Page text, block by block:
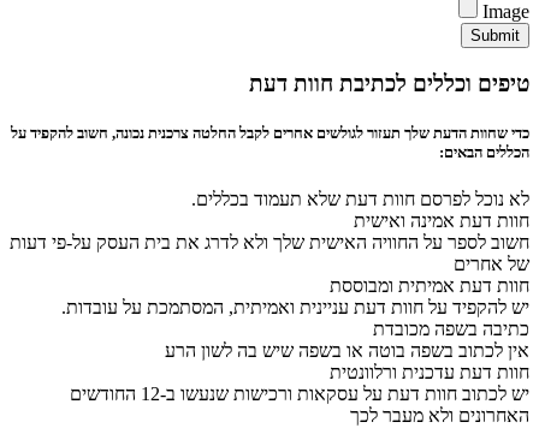
Image
Submit
טיפים וכללים לכתיבת חוות דעת
כדי שחוות הדעת שלך תעזור לגולשים אחרים לקבל החלטה צרכנית נכונה, חשוב להקפיד על
הכללים הבאים:
לא נוכל לפרסם חוות דעת שלא תעמוד בכללים.
חוות דעת אמינה ואישית
חשוב לספר על החוויה האישית שלך ולא לדרג את בית העסק על-פי דעות
של אחרים
חוות דעת אמיתית ומבוססת
יש להקפיד על חוות דעת עניינית ואמיתית, המסתמכת על עובדות.
כתיבה בשפה מכובדת
אין לכתוב בשפה בוטה או בשפה שיש בה לשון הרע
חוות דעת עדכנית ורלוונטית
יש לכתוב חוות דעת על עסקאות ורכישות שנעשו ב-12 החודשים
האחרונים ולא מעבר לכך